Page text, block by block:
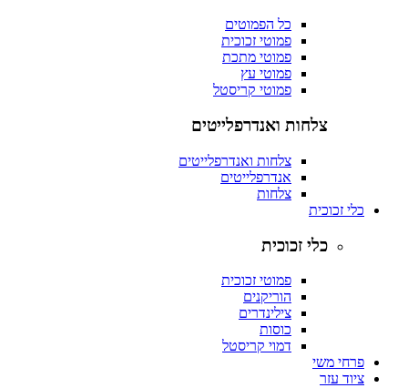
כל הפמוטים
פמוטי זכוכית
פמוטי מתכת
פמוטי עץ
פמוטי קריסטל
צלחות ואנדרפלייטים
צלחות ואנדרפלייטים
אנדרפלייטים
צלחות
כלי זכוכית
כלי זכוכית
פמוטי זכוכית
הוריקנים
צילינדרים
כוסות
דמוי קריסטל
פרחי משי
ציוד עזר